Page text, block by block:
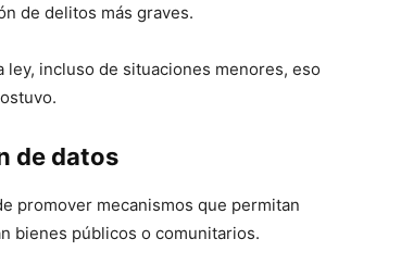
de delitos más graves.
incluso de situaciones menores, eso
de datos
promover mecanismos que permitan
bienes públicos o comunitarios.